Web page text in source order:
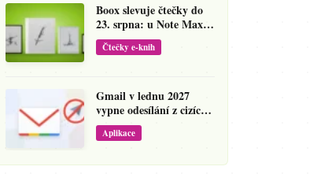
Boox slevuje čtečky do
23. srpna: u Note Maxu
jde cena dolů o 138 eur
Čtečky e-knih
Gmail v lednu 2027
vypne odesílání z cizích
adres
Aplikace